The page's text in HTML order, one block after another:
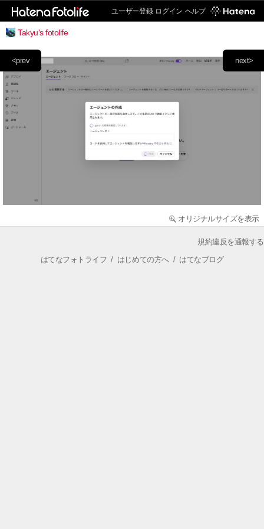
ユーザー登録 ログイン ヘルプ
Takyu's fotolife
next>
<prev
オリジナルサイズを表示
規約違反を通報する
はてなフォトライフ / はじめての方へ/ はてなブログ